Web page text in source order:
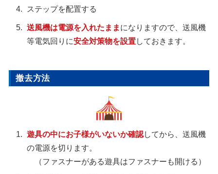
ステップを配置する
送風機は電源を入れたまま になりますので、送風機
等電気回りに安全対策物を設置しておきます。
撤去方法
遊具の中にお子様がいないか確認してから、送風機
の電源を切ります。
（ファスナーがある遊具はファスナーも開ける）